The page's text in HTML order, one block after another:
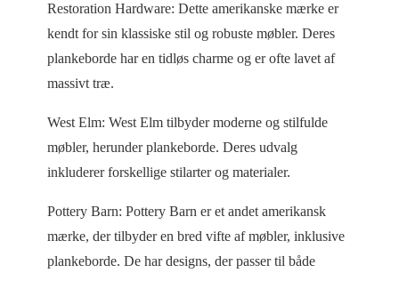
Restoration Hardware: Dette amerikanske mærke er
kendt for sin klassiske stil og robuste møbler. Deres
plankeborde har en tidløs charme og er ofte lavet af
massivt træ.
West Elm: West Elm tilbyder moderne og stilfulde
møbler, herunder plankeborde. Deres udvalg
inkluderer forskellige stilarter og materialer.
Pottery Barn: Pottery Barn er et andet amerikansk
mærke, der tilbyder en bred vifte af møbler, inklusive
plankeborde. De har designs, der passer til både